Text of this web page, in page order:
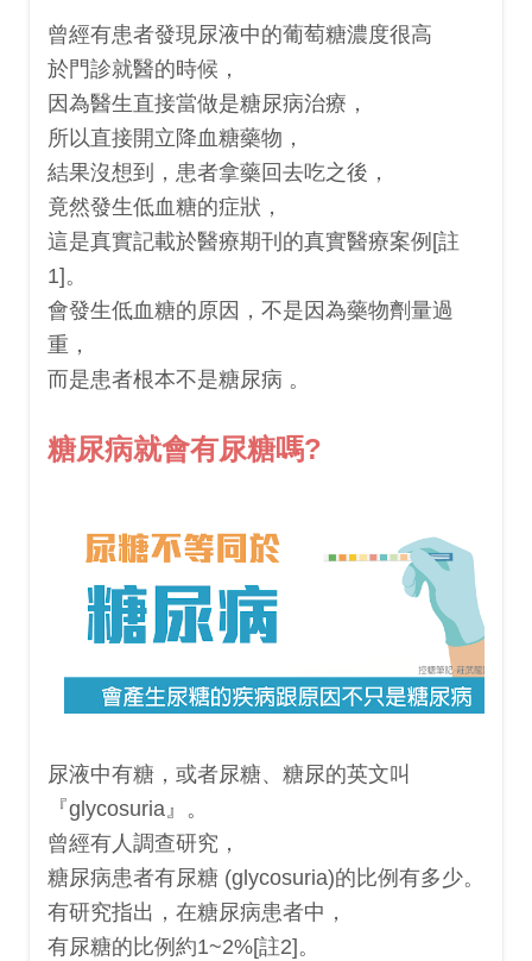
曾經有患者發現尿液中的葡萄糖濃度很高
於門診就醫的時候，
因為醫生直接當做是糖尿病治療，
所以直接開立降血糖藥物，
結果沒想到，患者拿藥回去吃之後，
竟然發生低血糖的症狀，
這是真實記載於醫療期刊的真實醫療案例[註
1]。
會發生低血糖的原因，不是因為藥物劑量過
重，
而是患者根本不是糖尿病 。
糖尿病就會有尿糖嗎?
尿液中有糖，或者尿糖、糖尿的英文叫
『glycosuria』。
曾經有人調查研究，
糖尿病患者有尿糖 (glycosuria)的比例有多少。
有研究指出，在糖尿病患者中，
有尿糖的比例約1~2%[註2]。